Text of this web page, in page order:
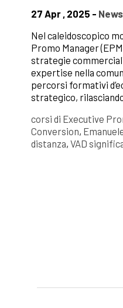
27 Apr , 2025 - News
Nel caleidoscopico
Promo Manager
strategie
expertise nella
percorsi formativi
strategico,
corsi di Executive
Conversion,
distanza, VAD